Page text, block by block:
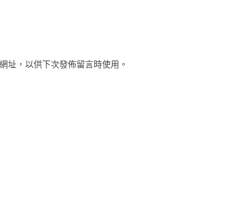
址，以供下次發佈留言時使用。